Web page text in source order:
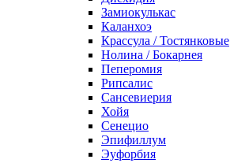
Замиокулькас
Каланхоэ
Крассула / Тостянковые
Нолина / Бокарнея
Пеперомия
Рипсалис
Сансевиерия
Хойя
Сенецио
Эпифиллум
Эуфорбия